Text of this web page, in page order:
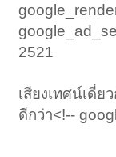
2521
เสียงเทศน์เดี่
ดีกว่า<!--